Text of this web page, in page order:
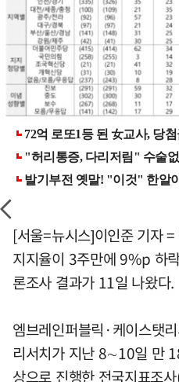
[서울=뉴시스]이인준 기자
지지율이 3주만에 9%p 하
론조사 결과가 11일 나왔다.
엠브레인퍼블릭·케이스탯
리서치가 지난 8∼10일 만
상으로 진행한 전국지표조